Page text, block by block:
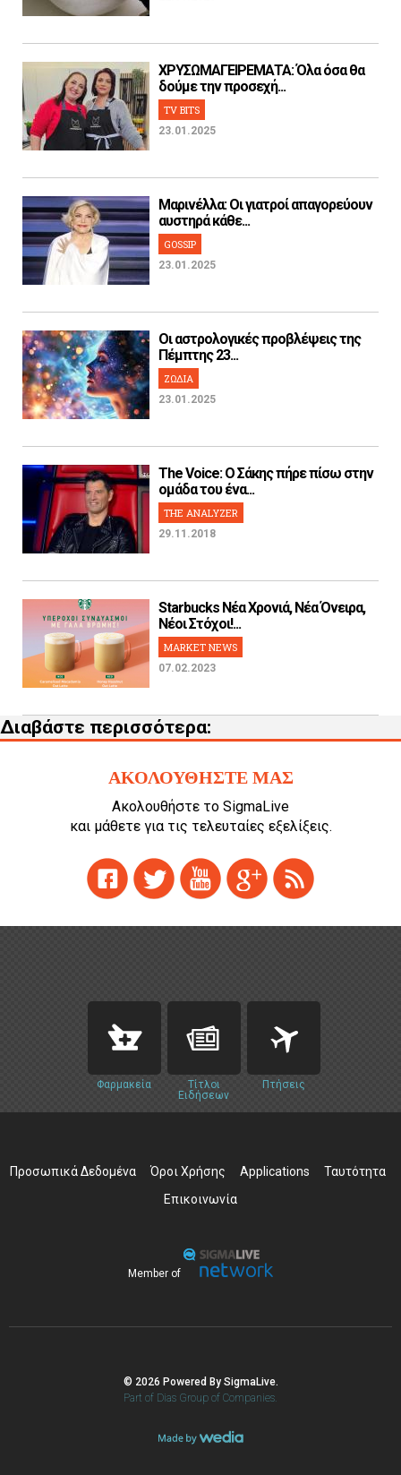
ΧΡΥΣΩΜΑΓΕΙΡΕΜΑΤΑ: Όλα όσα θα
δούμε την προσεχή...
TV BITS
23.01.2025
Μαρινέλλα: Οι γιατροί απαγορεύουν
αυστηρά κάθε...
GOSSIP
23.01.2025
Οι αστρολογικές προβλέψεις της
Πέμπτης 23...
ΖΩΔΙΑ
23.01.2025
The Voice: Ο Σάκης πήρε πίσω στην
ομάδα του ένα...
THE ANALYZER
29.11.2018
Starbucks Νέα Χρονιά, Νέα Όνειρα,
Νέοι Στόχοι!...
MARKET NEWS
07.02.2023
Διαβάστε περισσότερα:
ΑΚΟΛΟΥΘΗΣΤΕ ΜΑΣ
Ακολουθήστε το SigmaLive
και μάθετε για τις τελευταίες εξελίξεις.
Φαρμακεία
Τίτλοι
Ειδήσεων
Πτήσεις
Προσωπικά Δεδομένα Όροι Χρήσης Applications
Ταυτότητα
Επικοινωνία
Member of
© 2026 Powered By SigmaLive.
Part of Dias Group of Companies.